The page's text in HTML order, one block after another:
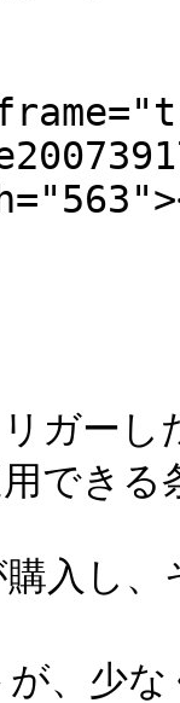
ガーし
でき
入し、
、少な